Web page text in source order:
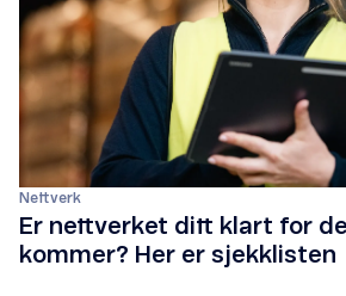
Nettverk
Er nettverket ditt klart for
kommer? Her er sjekklisten